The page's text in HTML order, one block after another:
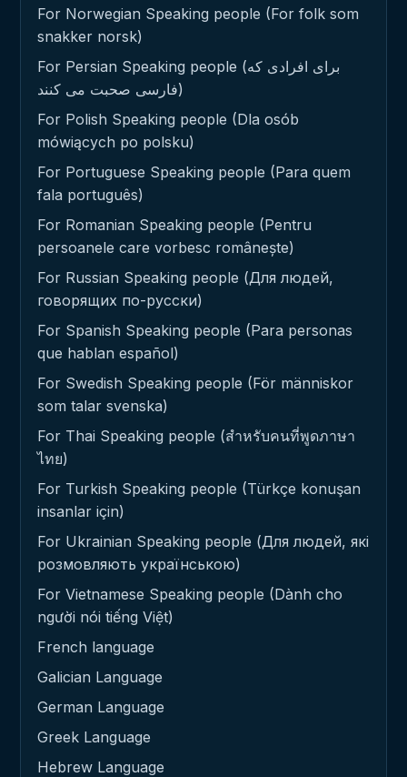
For Norwegian Speaking people (For folk som
snakker norsk)
For Persian Speaking people (برای افرادی که
فارسی صحبت می کنند)
For Polish Speaking people (Dla osób
mówiących po polsku)
For Portuguese Speaking people (Para quem
fala português)
For Romanian Speaking people (Pentru
persoanele care vorbesc românește)
For Russian Speaking people (Для людей,
говорящих по-русски)
For Spanish Speaking people (Para personas
que hablan español)
For Swedish Speaking people (För människor
som talar svenska)
For Thai Speaking people (สำหรับคนที่พูดภาษา
ไทย)
For Turkish Speaking people (Türkçe konuşan
insanlar için)
For Ukrainian Speaking people (Для людей, які
розмовляють українською)
For Vietnamese Speaking people (Dành cho
người nói tiếng Việt)
French language
Galician Language
German Language
Greek Language
Hebrew Language